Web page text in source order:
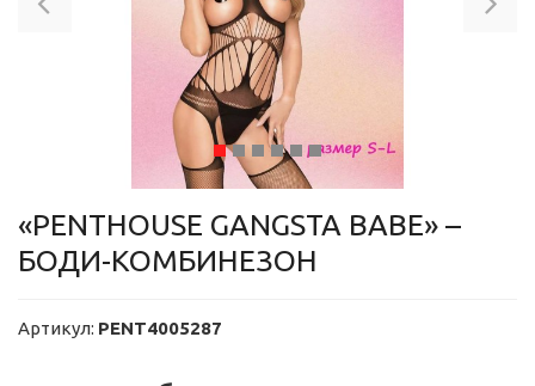
«PENTHOUSE GANGSTA BABE» –
БОДИ-КОМБИНЕЗОН
Артикул: PENT4005287